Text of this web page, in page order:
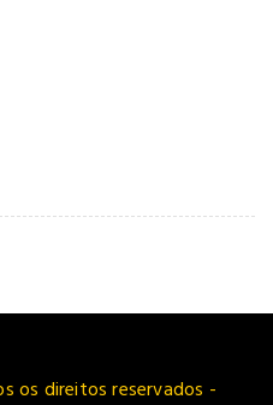
os direitos reservados -